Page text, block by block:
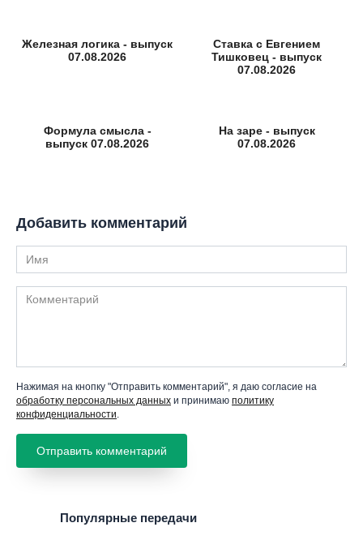
Железная логика - выпуск
07.08.2026
Ставка с Евгением
Тишковец - выпуск
07.08.2026
Формула смысла -
выпуск 07.08.2026
На заре - выпуск
07.08.2026
Добавить комментарий
Имя
Комментарий
Нажимая на кнопку "Отправить комментарий", я даю согласие на
обработку персональных данных и принимаю политику
конфиденциальности.
Популярные передачи